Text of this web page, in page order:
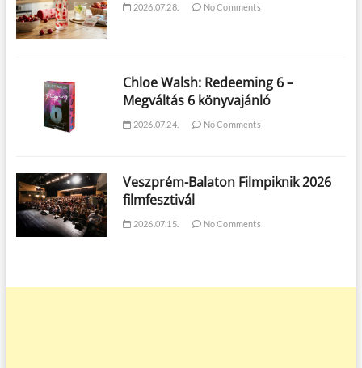
2026.07.28. No Comments
Chloe Walsh: Redeeming 6 –
Megváltás 6 könyvajánló
2026.07.24. No Comments
Veszprém-Balaton Filmpiknik 2026
filmfesztivál
2026.07.15. No Comments